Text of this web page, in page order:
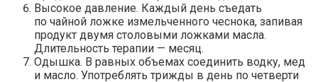
Высокое давление. Каждый день съедать
по чайной ложке измельченного чеснока, запивая
продукт двумя столовыми ложками масла.
Длительность терапии — месяц.
Одышка. В равных объемах соединить водку, мед
и масло. Употреблять трижды в день по четверти